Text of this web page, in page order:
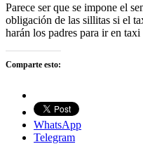
Parece ser que se impone el
obligación de las sillitas si el
harán los padres para ir en
Comparte esto:
WhatsApp
Telegram